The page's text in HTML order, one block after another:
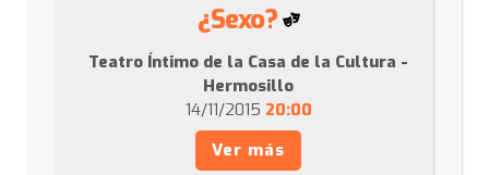
¿Sexo?
Teatro Íntimo de la Casa de la Cultura -
Hermosillo
14/11/2015 20:00
Ver más